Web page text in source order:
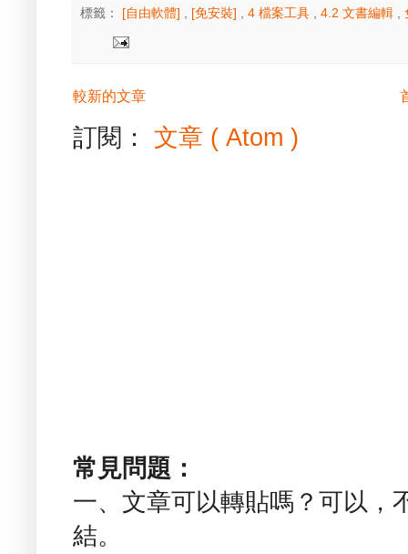
標籤： [自由軟體] [免安裝] 4 檔案工具 4.2 文書編輯
較新的文章
訂閱： 文章 ( Atom )
常見問題：
一、文章可以轉貼嗎？可以，
結。